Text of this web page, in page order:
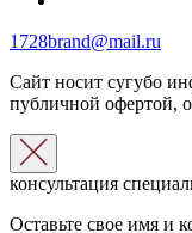
1728brand@mail.ru
Сайт носит сугубо
публичной офертой,
консультация
Оставьте свое имя и